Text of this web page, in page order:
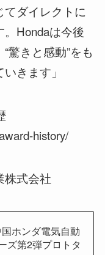
ダイレクトに
Hondaは今後
驚きと感動”をも
きます」
history/
株式会社
ホンダ電気自動
ズ第2弾プロトタ